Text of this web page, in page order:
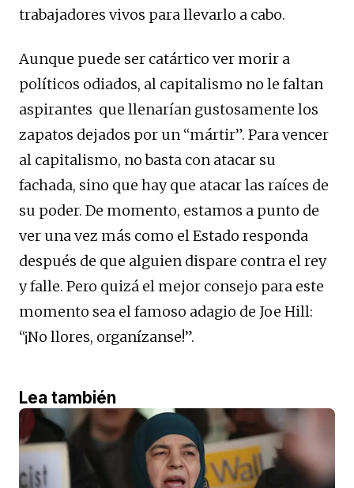
trabajadores vivos para llevarlo a cabo.
Aunque puede ser catártico ver morir a
políticos odiados, al capitalismo no le faltan
aspirantes que llenarían gustosamente los
zapatos dejados por un “mártir”. Para vencer
al capitalismo, no basta con atacar su
fachada, sino que hay que atacar las raíces de
su poder. De momento, estamos a punto de
ver una vez más como el Estado responda
después de que alguien dispare contra el rey
y falle. Pero quizá el mejor consejo para este
momento sea el famoso adagio de Joe Hill:
“¡No llores, organízanse!”.
Lea también